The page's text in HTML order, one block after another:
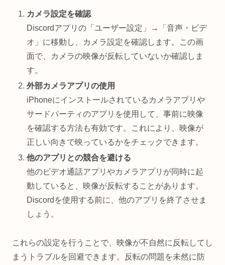
カメラ設定を確認
Discordアプリの「ユーザー設定」→「音声・ビデ
オ」に移動し、カメラ設定を確認します。この画
面で、カメラの映像が反転していないか確認しま
す。
外部カメラアプリの使用
iPhoneにインストールされているカメラアプリや
サードパーティのアプリを使用して、事前に映像
を確認する方法も有効です。これにより、映像が
正しい向きで映っているかをチェックできます。
他のアプリとの競合を避ける
他のビデオ通話アプリやカメラアプリが同時に起
動していると、映像が反転することがあります。
Discordを使用する前に、他のアプリを終了させま
しょう。
これらの設定を行うことで、映像が不自然に反転してし
まうトラブルを回避できます。反転の問題を未然に防